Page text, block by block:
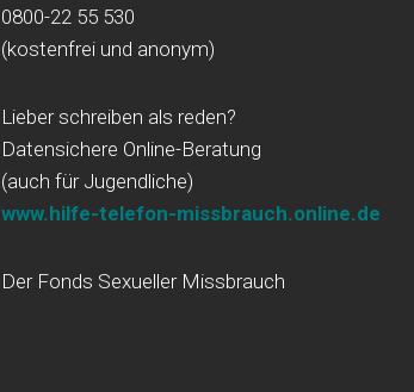
0800-22 55 530
(kostenfrei und anonym)
Lieber schreiben als reden?
Datensichere Online-Beratung
(auch für Jugendliche)
www.hilfe-telefon-missbrauch.online.de
Der Fonds Sexueller Missbrauch